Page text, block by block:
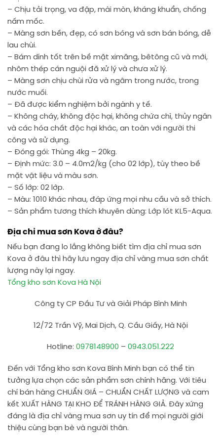
– Chịu tải trọng, va đập, mài mòn, kháng khuẩn, chống
nấm mốc.
– Màng sơn bền, đẹp, có sơn bóng và sơn bán bóng, dễ
lau chùi.
– Bám dính tốt trên bề mặt ximăng, bêtông cũ và mới,
nhôm thép cán nguội đã xử lý và chưa xử lý.
– Màng sơn chịu chùi rửa và ngâm trong nước, trong
nước muối.
– Đã được kiểm nghiệm bởi ngành y tế.
– Không cháy, không độc hại, không chứa chì, thủy ngân
và các hóa chất độc hại khác, an toàn với người thi
công và sử dụng.
– Đóng gói: Thùng 4kg – 20kg.
– Định mức: 3.0 – 4.0m2/kg (cho 02 lớp), tùy theo bề
mặt vật liệu và màu sơn.
– Số lớp: 02 lớp.
– Màu: 1010 khác nhau, đáp ứng mọi nhu cầu và sở thích.
– Sản phẩm tương thích khuyên dùng: Lớp lót KL5-Aqua.
Địa chỉ mua sơn Kova ở đâu?
Nếu bạn đang lo lắng không biết tìm địa chỉ mua sơn
Kova ở đâu thì hãy lưu ngay địa chỉ vàng mua sơn chất
lượng này lại ngay.
Tổng kho sơn Kova Hà Nội
Công ty CP Đầu Tư và Giải Pháp Bình Minh
12/72 Trần Vỹ, Mai Dịch, Q. Cầu Giấy, Hà Nội
Hotline: 0978148900 – 0943.051.222
Đến với Tổng kho sơn Kova Bình Minh bạn có thể tin
tưởng lựa chọn các sản phẩm sơn chính hãng. Với tiêu
chí bán hàng CHUẨN GIÁ – CHUẨN CHẤT LƯỢNG và cam
kết XUẤT HÀNG TẠI KHO ĐỂ TRÁNH HÀNG GIẢ. Đây xứng
đáng là địa chỉ vàng mua sơn uy tín để mọi người giới
thiệu cùng bạn bè và người thân.